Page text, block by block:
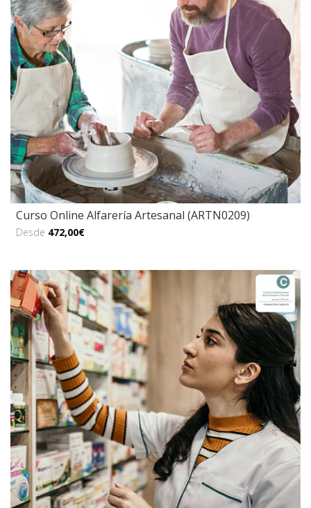
Curso Online Alfarería Artesanal (ARTN0209)
Desde 472,00€